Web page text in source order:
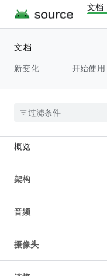
文档
文档
新变化
开始使用
概览
架构
音频
摄像头